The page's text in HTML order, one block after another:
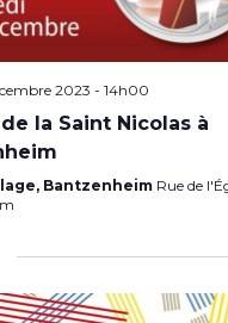
2023 - 14h00
la Saint Nicolas à
Bantzenheim Rue de